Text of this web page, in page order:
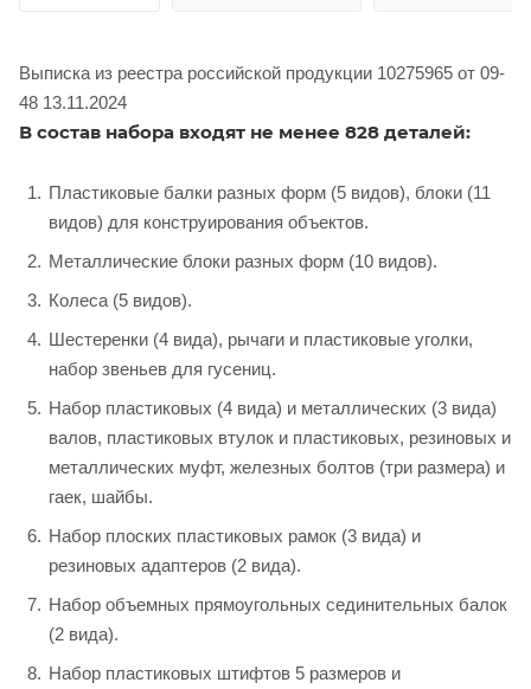
Выписка из реестра российской продукции 10275965 от 09-
48 13.11.2024
В состав набора входят не менее 828 деталей:
Пластиковые балки разных форм (5 видов), блоки (11
видов) для конструирования объектов.
Металлические блоки разных форм (10 видов).
Колеса (5 видов).
Шестеренки (4 вида), рычаги и пластиковые уголки,
набор звеньев для гусениц.
Набор пластиковых (4 вида) и металлических (3 вида)
валов, пластиковых втулок и пластиковых, резиновых и
металлических муфт, железных болтов (три размера) и
гаек, шайбы.
Набор плоских пластиковых рамок (3 вида) и
резиновых адаптеров (2 вида).
Набор объемных прямоугольных сединительных балок
(2 вида).
Набор пластиковых штифтов 5 размеров и